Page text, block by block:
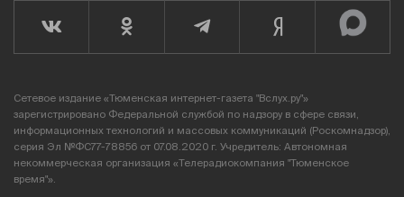
Сетевое издание «Тюменская интернет-газета "Вслух.ру"»
зарегистрировано Федеральной службой по надзору в сфере связи,
информационных технологий и массовых коммуникаций (Роскомнадзор),
серия Эл №ФС77-78856 от 07.08.2020 г. Учредитель: Автономная
некоммерческая организация «Телерадиокомпания "Тюменское
время"».